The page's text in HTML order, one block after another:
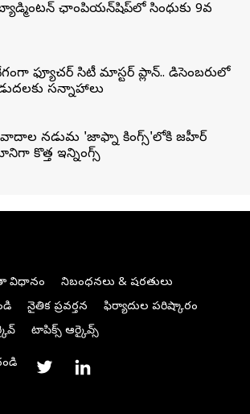
బ్యాడ్మింటన్‌ ఛాంపియన్‌షిప్‌లో సింధుకు 9వ
ఫ్యూచర్ సిటీ మాస్టర్ ప్లాన్.. డిసెంబరులో
సన్నాహాలు
వివాదాల నడుమ 'జాఫ్నా కింగ్స్'లోకి జహీర్
కొత్త ఇన్నింగ్స్
విధానం
నిబంధనలు & షరతులు
నైతిక ప్రవర్తన
ఫిర్యాదుల పరిష్కారం
టాపిక్స్ ఆర్కైవ్స్